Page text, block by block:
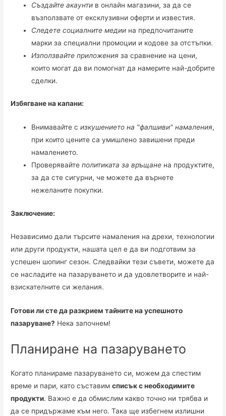
Създайте акаунти в онлайн магазини, за да се
възползвате от ексклузивни оферти и известия.
Следете социалните медии на предпочитаните
марки за специални промоции и кодове за отстъпки.
Използвайте приложения за сравнение на цени,
които могат да ви помогнат да намерите най-добрите
сделки.
Избягване на капани:
Внимавайте сизкушението на "фалшиви" намаления,
при които цените са умишлено завишени преди
намалението.
Проверявайтеполитиката за връщане на продуктите,
за да сте сигурни, че можете да върнете
нежеланите покупки.
Заключение:
Независимо дали търсите намаления на дрехи, технологии
или други продукти, нашата цел е да ви подготвим за
успешен шопинг сезон. Следвайки тези съвети, можете да
се насладите на пазаруването и да удовлетворите и най-
взискателните си желания.
Готови ли сте да разкрием тайните на успешното
пазаруване? Нека започнем!
Планиране на пазаруването
Когато планираме пазаруването си, можем да спестим
време и пари, като съставимсписък с необходимите
продукти. Важно е да обмислим какво точно ни трябва и
да се придържаме към него. Така ще избегнем излишни